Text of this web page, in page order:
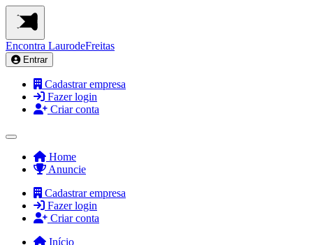
Encontra LaurodeFreitas
Entrar
Cadastrar empresa
Fazer login
Criar conta
Home
Anuncie
Cadastrar empresa
Fazer login
Criar conta
Início